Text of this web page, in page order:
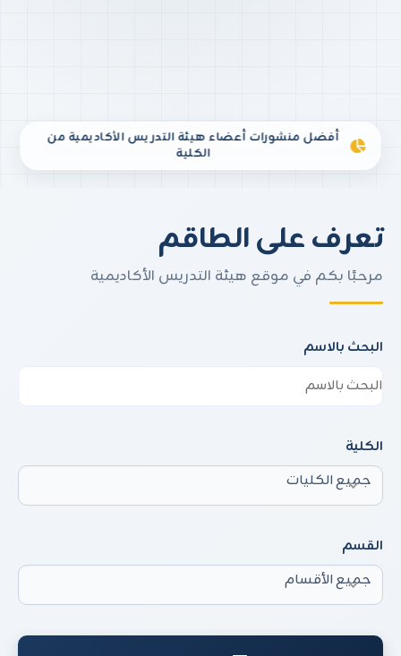
تعرف على الطاقم
مرحبًا بكم في موقع هيئة التدريس الأكاديمية
البحث بالاسم
الكلية
جميع الكليات
القسم
جميع الأقسام
أفضل منشورات أعضاء هيئة التدريس الأكاديمية من
الكلية